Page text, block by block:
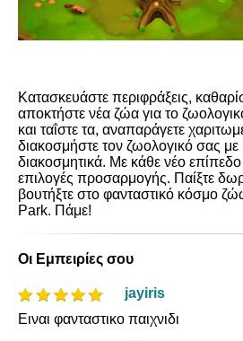
Κατασκευάστε περιφράξεις,
αποκτήστε νέα ζώα για το
και ταΐστε τα, αναπαράγετε
διακοσμήστε τον ζωολογικό σας
διακοσμητικά. Με κάθε νέο επίπεδο
επιλογές προσαρμογής. Παίξτε
βουτήξτε στο φανταστικό κόσμο
Park. Πάμε!
Οι Εμπειρίες σου
jayiris
Ειναι φανταστικο παιχνιδι